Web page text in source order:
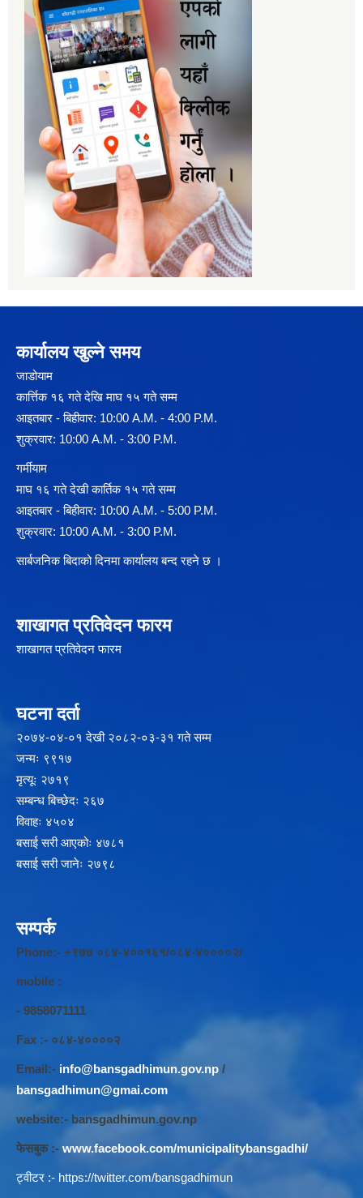
कार्यालय खुल्ने समय
जाडोयाम
कार्त्तिक १६ गते देखि माघ १५ गते सम्म
आइतबार - बिहीवार: 10:00 A.M. - 4:00 P.M.
शुक्रवार: 10:00 A.M. - 3:00 P.M.
गर्मीयाम
माघ १६ गते देखी कार्तिक १५ गते सम्म
आइतबार - बिहीवार: 10:00 A.M. - 5:00 P.M.
शुक्रवार: 10:00 A.M. - 3:00 P.M.
सार्बजनिक बिदाको दिनमा कार्यालय बन्द रहने छ ।
शाखागत प्रतिवेदन फारम
शाखागत प्रतिवेदन फारम
घटना दर्ता
२‍०७४-०४-०१ देखी २०८२-०३-३१ गते सम्म
जन्मः ९९१७
मृत्यूः २७१९
सम्बन्ध बिच्छेदः २६७
विवाहः ४५०४
बसाई सरी आएकोः ४७८१
बसाई सरी जानेः २७९८
सम्पर्क
Phone:- +९७७ ०८४-४००१६१/०८४-४००००२/
mobile :
- 9858071111
Fax :- ०८४-४००००२
Email:- info@bansgadhimun.gov.np /
bansgadhimun@gmai.com
website:- bansgadhimun.gov.np
फेसबुक :- www.facebook.com/municipalitybansgadhi/
ट्वीटर :- https://twitter.com/bansgadhimun